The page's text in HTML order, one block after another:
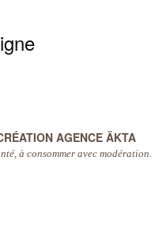
AGENCE ÄKTA
à consommer avec modération.